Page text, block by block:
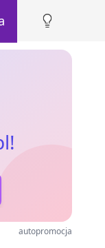
autopromocja